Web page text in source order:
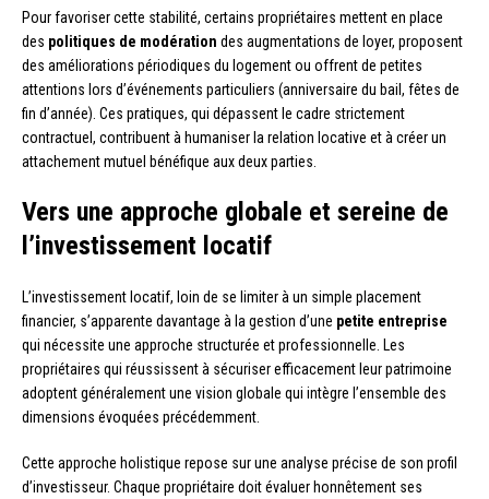
Pour favoriser cette stabilité, certains propriétaires mettent en place
des politiques de modération des augmentations de loyer, proposent
des améliorations périodiques du logement ou offrent de petites
attentions lors d’événements particuliers (anniversaire du bail, fêtes de
fin d’année). Ces pratiques, qui dépassent le cadre strictement
contractuel, contribuent à humaniser la relation locative et à créer un
attachement mutuel bénéfique aux deux parties.
Vers une approche globale et sereine de
l’investissement locatif
L’investissement locatif, loin de se limiter à un simple placement
financier, s’apparente davantage à la gestion d’une petite entreprise
qui nécessite une approche structurée et professionnelle. Les
propriétaires qui réussissent à sécuriser efficacement leur patrimoine
adoptent généralement une vision globale qui intègre l’ensemble des
dimensions évoquées précédemment.
Cette approche holistique repose sur une analyse précise de son profil
d’investisseur. Chaque propriétaire doit évaluer honnêtement ses